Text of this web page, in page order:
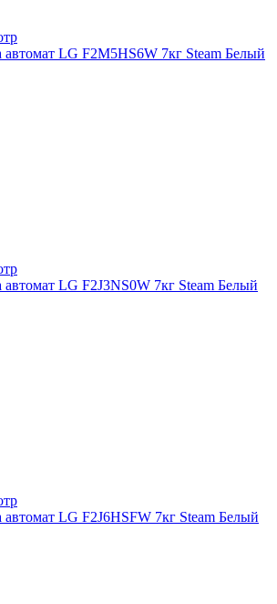
LG F2M5HS6W 7кг Steam Белый
LG F2J3NS0W 7кг Steam Белый
LG F2J6HSFW 7кг Steam Белый